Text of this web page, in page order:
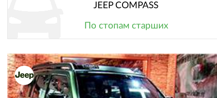
JEEP COMPASS
По стопам старших